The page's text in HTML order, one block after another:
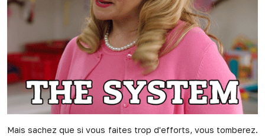
Mais sachez que si vous faites trop d'efforts, vous tomberez.